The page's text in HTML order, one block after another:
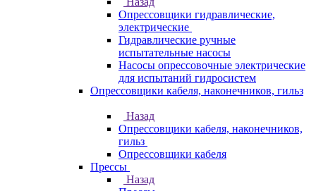
Опрессовщики гидравлические,
электрические
Гидравлические ручные
испытательные насосы
Насосы опрессовочные электрические
для испытаний гидросистем
Опрессовщики кабеля, наконечников, гильз
Назад
Опрессовщики кабеля, наконечников,
гильз
Опрессовщики кабеля
Прессы
Назад